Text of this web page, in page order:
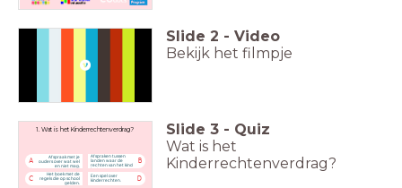
Slide 2 - Video
Bekijk het filmpje
1. Wat is het Kinderrechtenverdrag?
A
Afspraak met je
ouders over wat wel
en niet mag.
B
Afspraken tussen
landen waar de
rechten van het kind
in staan.
C
Het boek met de
regels die op school
gelden.
D
Een spel over
kinderrechten.
Slide 3 - Quiz
Wat is het
Kinderrechtenverdrag?